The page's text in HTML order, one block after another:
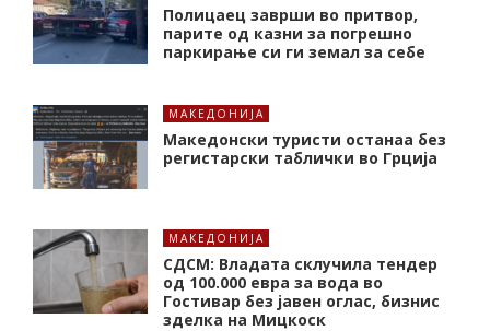
Полицаец заврши во притвор,
парите од казни за погрешно
паркирање си ги земал за себе
МАКЕДОНИЈА
Македонски туристи останаа без
регистарски таблички во Грција
МАКЕДОНИЈА
СДСМ: Владата склучила тендер
од 100.000 евра за вода во
Гостивар без јавен оглас, бизнис
зделка на Мицкоск